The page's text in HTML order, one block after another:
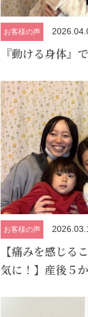
お客様の声
『動ける身体』
お客様の声
【痛みを感じる
気に！】産後５